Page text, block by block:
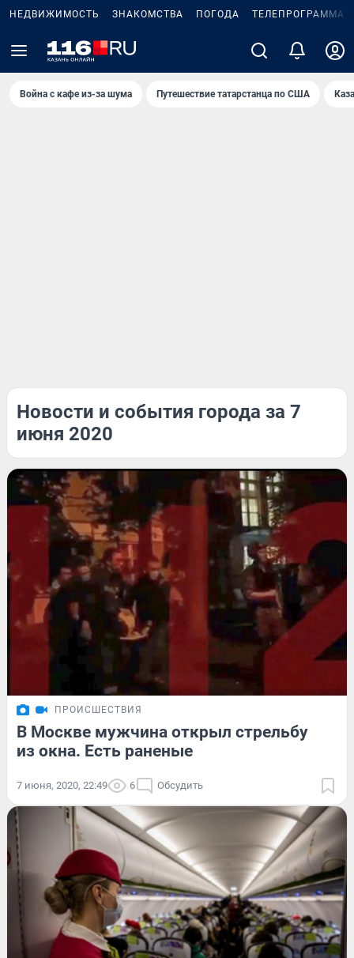
НЕДВИЖИМОСТЬ ЗНАКОМСТВА ПОГОДА ТЕЛЕПРОГРАММА
Война с кафе из-за шума Путешествие татарстанца по США
Новости и события города за 7
июня 2020
ПРОИСШЕСТВИЯ
В Москве мужчина открыл стрельбу
из окна. Есть раненые
7 июня, 2020, 22:49 6 Обсудить